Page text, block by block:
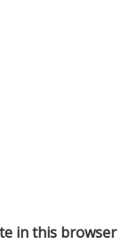
in this browser